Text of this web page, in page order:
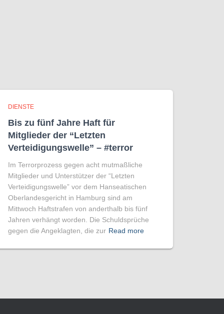
DIENSTE
Bis zu fünf Jahre Haft für
Mitglieder der “Letzten
Verteidigungswelle” – #terror
Im Terrorprozess gegen acht mutmaßliche
Mitglieder und Unterstützer der “Letzten
Verteidigungswelle” vor dem Hanseatischen
Oberlandesgericht in Hamburg sind am
Mittwoch Haftstrafen von anderthalb bis fünf
Jahren verhängt worden. Die Schuldsprüche
gegen die Angeklagten, die zur Read more